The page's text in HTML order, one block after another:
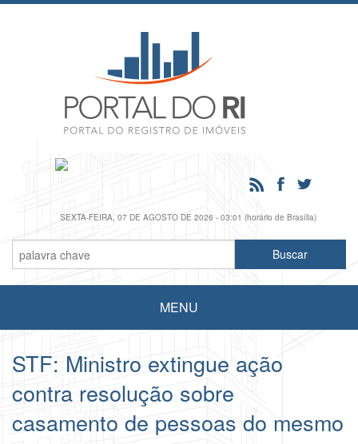
SEXTA-FEIRA, 07 DE AGOSTO DE 2026 - 03:01 (horário de Brasília)
MENU
STF: Ministro extingue ação
contra resolução sobre
casamento de pessoas do mesmo